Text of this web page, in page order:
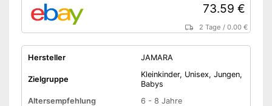
73.59 €
2 Tage /0.00 €
Hersteller JAMARA
Zielgruppe
Kleinkinder, Unisex, Jungen,
Babys
Altersempfehlung
6 - 8 Jahre